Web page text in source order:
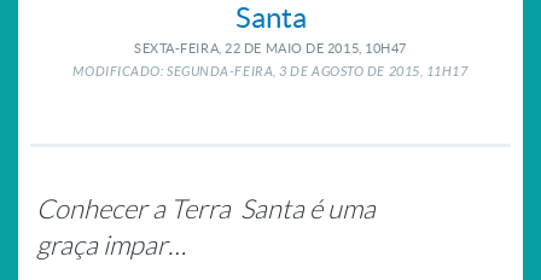
Santa
SEXTA-FEIRA, 22 DE MAIO DE 2015, 10H47
MODIFICADO: SEGUNDA-FEIRA, 3 DEAGOSTO DE 2015, 11H17
Conhecer a Terra Santa é uma
graça impar…